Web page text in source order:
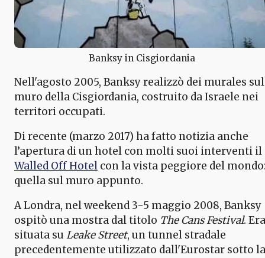
Banksy in Cisgiordania
Nell'agosto 2005, Banksy realizzò dei murales sul
muro della Cisgiordania, costruito da Israele nei
territori occupati.
Di recente (marzo 2017) ha fatto notizia anche
l’apertura di un hotel con molti suoi interventi il
Walled Off Hotel con la vista peggiore del
quella sul muro appunto.
A Londra, nel weekend 3-5 maggio 2008, Banksy
ospitò una mostra dal titolo The Cans Festival. Era
situata su Leake Street, un tunnel stradale
precedentemente utilizzato dall'Eurostar sotto la